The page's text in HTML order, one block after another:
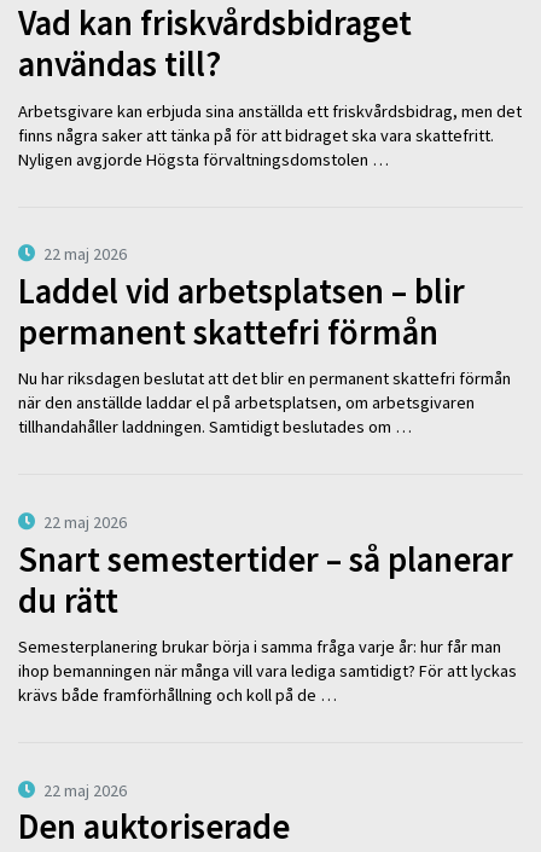
Vad kan friskvårdsbidraget
användas till?
Arbetsgivare kan erbjuda sina anställda ett friskvårdsbidrag, men det
finns några saker att tänka på för att bidraget ska vara skattefritt.
Nyligen avgjorde Högsta förvaltningsdomstolen …
22 maj 2026
Laddel vid arbetsplatsen – blir
permanent skattefri förmån
Nu har riksdagen beslutat att det blir en permanent skattefri förmån
när den anställde laddar el på arbetsplatsen, om arbetsgivaren
tillhandahåller laddningen. Samtidigt beslutades om …
22 maj 2026
Snart semestertider – så planerar
du rätt
Semesterplanering brukar börja i samma fråga varje år: hur får man
ihop bemanningen när många vill vara lediga samtidigt? För att lyckas
krävs både framförhållning och koll på de …
22 maj 2026
Den auktoriserade